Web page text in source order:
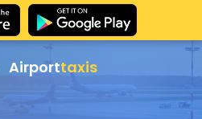
Airporttaxis